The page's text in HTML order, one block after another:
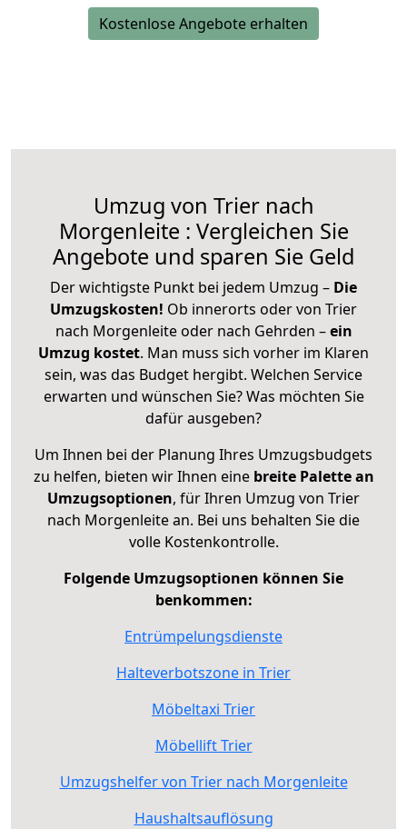
Kostenlose Angebote erhalten
Umzug von Trier nach
Morgenleite : Vergleichen Sie
Angebote und sparen Sie Geld
Der wichtigste Punkt bei jedem Umzug – Die
Umzugskosten! Ob innerorts oder von Trier
nach Morgenleite oder nach Gehrden –ein
Umzug kostet. Man muss sich vorher im Klaren
sein, was das Budget hergibt. Welchen Service
erwarten und wünschen Sie? Was möchten Sie
dafür ausgeben?
Um Ihnen bei der Planung Ihres Umzugsbudgets
zu helfen, bieten wir Ihnen eine breite Palette an
Umzugsoptionen, für Ihren Umzug von Trier
nach Morgenleite an. Bei uns behalten Sie die
volle Kostenkontrolle.
Folgende Umzugsoptionen können Sie
benkommen:
Entrümpelungsdienste
Halteverbotszone in Trier
Möbeltaxi Trier
Möbellift Trier
Umzugshelfer von Trier nach Morgenleite
Haushaltsauflösung